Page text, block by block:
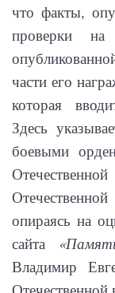
что факты,
проверки на
части его
которая
Здесь
боевыми
опираясь на
сайта
Владимир